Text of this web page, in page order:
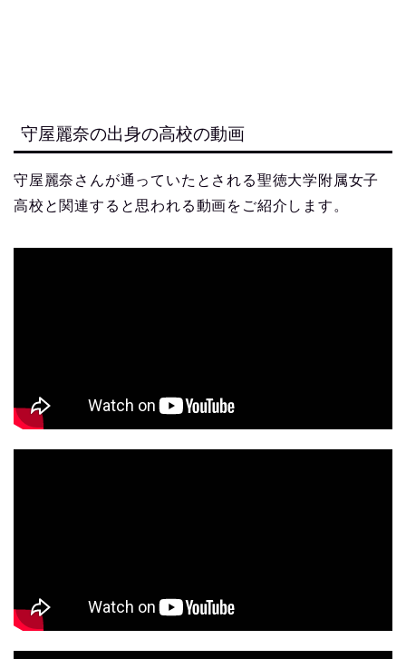
守屋麗奈の出身の高校の動画
守屋麗奈さんが通っていたとされる聖徳大学附属女子
高校と関連すると思われる動画をご紹介します。